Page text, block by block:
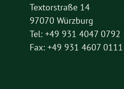
Textorstraße 14
97070 Würzburg
Tel: +49 931 4047 0792
Fax: +49 931 4607 0111